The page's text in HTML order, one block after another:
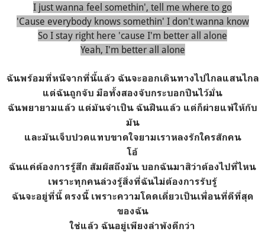
I just wanna feel somethin', tell me where to go
'Cause everybody knows somethin' I don't wanna know
So I stay right here 'cause I'm better all alone
Yeah, I'm better all alone
ฉันพร้อมที่หนีจากที่นี้แล้ว ฉันจะออกเดินทางไปไกลแสนไกล
แต่ฉันถูกจับ มือทั้งสองจับกระบอกปืนไว้มั่น
ฉันพยายามแล้ว แต่มันจำเป็น ฉันฝืนแล้ว แต่ก็ผ่ายแพ้ให้กับ
มัน
และมันเจ็บปวดแทบขาดใจยามเราหลงรักใครสักคน
โอ้
ฉันแค่ต้องการรู้สึก สัมผัสถึงมัน บอกฉันมาสิว่าต้องไปที่ไหน
เพราะทุกคนล่วงรู้สิ่งที่ฉันไม่ต้องการรับรู้
ฉันจะอยู่ที่นี้ ตรงนี้ิ เพราะความโดดเดี่ยวเป็นเพื่อนที่ดีที่สุด
ของฉัน
ใช่แล้ว ฉันอยู่เพียงลำพังดีกว่า